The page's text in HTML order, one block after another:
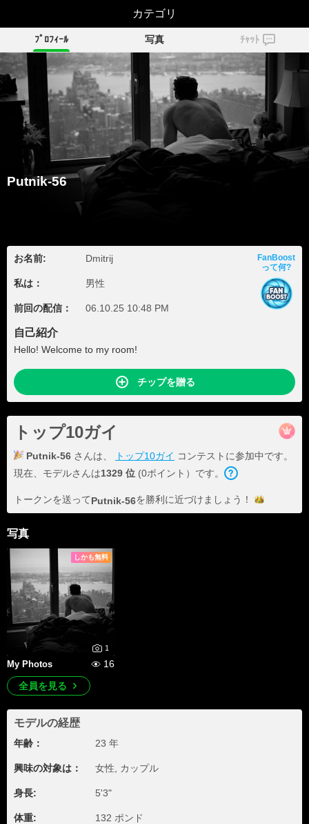
Putnik-56
ﾌﾟﾛﾌｨｰﾙ 写真 ﾁｬｯﾄ
Putnik-56
お名前: Dmitrij
私は： 男性
前回の配信： 06.10.25 10:48 PM
FanBoost
って何?
自己紹介
Hello! Welcome to my room!
チップを贈る
トップ10ガイ
Putnik-56 さんは、 トップ10ガイ コンテストに参加中です。
現在、モデルさんは1329 位 (0ポイント）です。
トークンを送ってPutnik-56を勝利に近づけま しょう！
写真
しかも無料
1
My Photos
16
全員を見る
モデルの経歴
年齢： 23 年
興味の対象は： 女性, カップル
身長: 5'3"
体重: 132 ポンド
カテゴリ